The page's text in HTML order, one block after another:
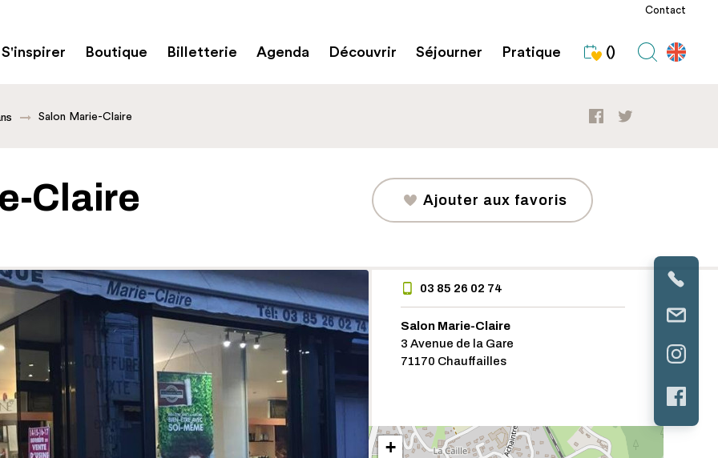
Contact
S'inspirer Boutique Billetterie Agenda Découvrir Séjourner Pratique ()
Salon Marie-Claire
Claire Ajouter aux favoris
03 85 26 02 74
Salon Marie-Claire
3 Avenue de la Gare
71170 Chauffailles
+